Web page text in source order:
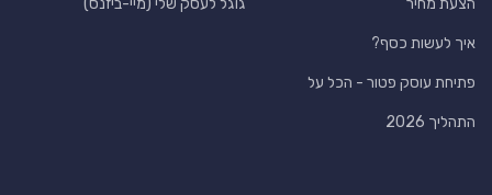
איך לעשות כסף?
פתיחת עוסק פטור - הכל על
התהליך 2026